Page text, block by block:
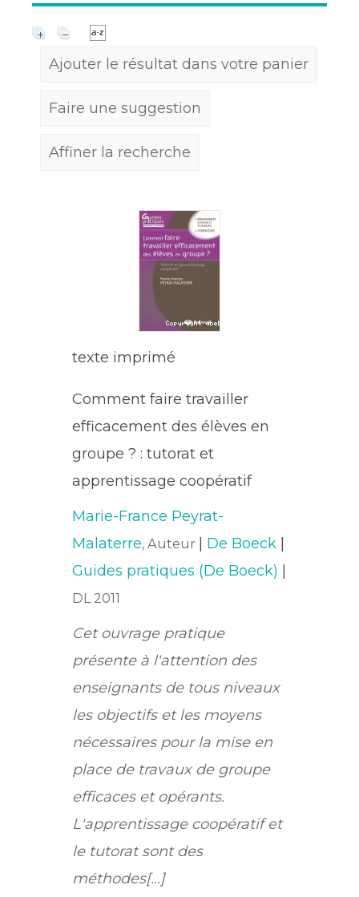
Ajouter le résultat dans votre panier
Faire une suggestion
Affiner la recherche
texte imprimé
Comment faire travailler
efficacement des élèves en
groupe ? : tutorat et
apprentissage coopératif
Marie-France Peyrat-
Malaterre, Auteur De Boeck
Guides pratiques (De Boeck)
DL 2011
Cet ouvrage pratique
présente à l'attention des
enseignants de tous niveaux
les objectifs et les moyens
nécessaires pour la mise en
place de travaux de groupe
efficaces et opérants.
L'apprentissage coopératif et
le tutorat sont des
méthodes[...]